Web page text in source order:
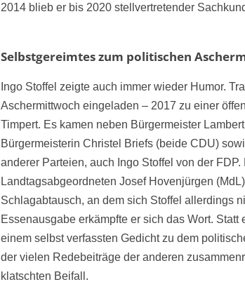
2014 blieb er bis 2020 stellvertretender
Selbstgereimtes zum politischen
Ingo Stoffel zeigte auch immer wieder Humor.
Aschermittwoch eingeladen – 2017 zu einer
Timpert. Es kamen neben Bürgermeister
Bürgermeisterin Christel Briefs (beide CDU)
anderer Parteien, auch Ingo Stoffel von der
Landtagsabgeordneten Josef Hovenjürgen
Schlagabtausch, an dem sich Stoffel allerdings
Essenausgabe erkämpfte er sich das Wort.
einem selbst verfassten Gedicht zu dem
der vielen Redebeiträge der anderen
klatschten Beifall.